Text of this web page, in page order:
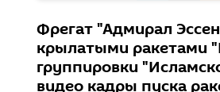
Фрегат "Адмирал
крылатыми ракетами
группировки
видео кадры пуска